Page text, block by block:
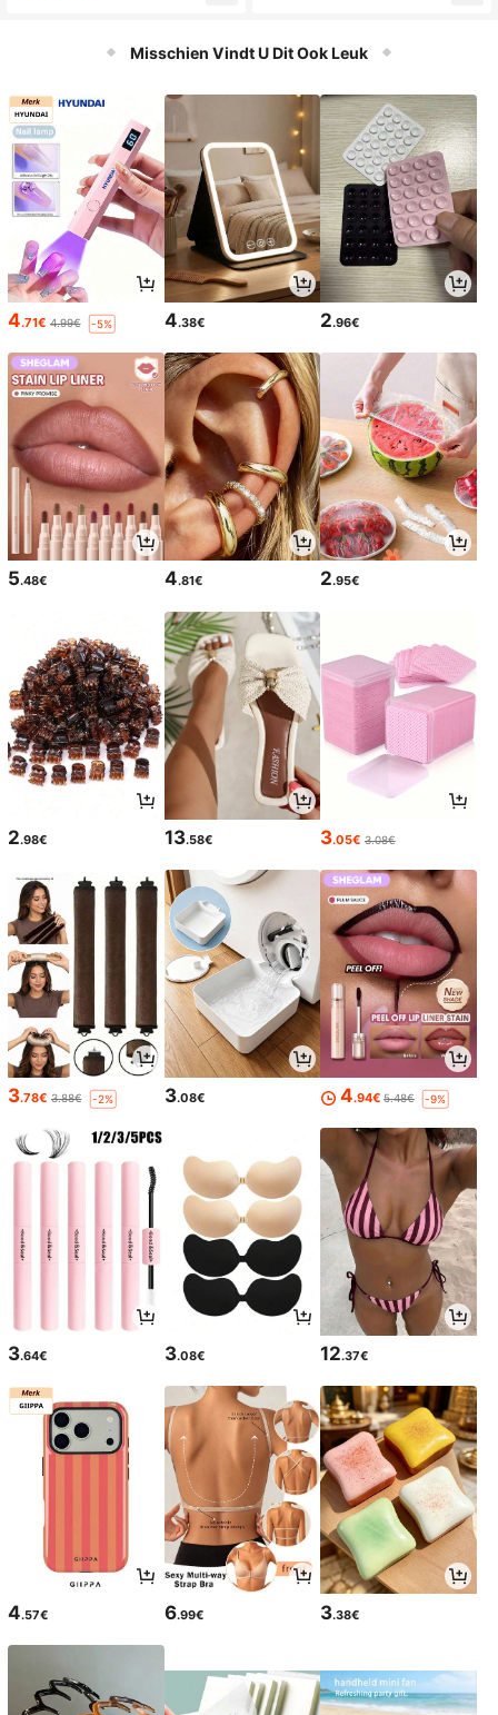
Misschien Vindt U Dit Ook Leuk
4.71€ 4.99€ -5% 4.38€ 2.96€
5.48€ 4.81€ 2.95€
2.98€ 13.58€ 3.05€ 3.08€
3.78€ 3.88€ -2% 3.08€ 4.94€ 5.48€ -9%
3.64€ 3.08€ 12.37€
4.57€ 6.99€ 3.38€